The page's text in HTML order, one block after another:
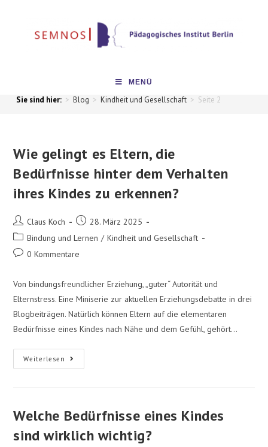
MENÜ
> Blog > Kindheit und Gesellschaft > Seite 2
Wie gelingt es Eltern, die
Bedürfnisse hinter dem Verhalten
ihres Kindes zu erkennen?
Claus Koch
28. März 2025
Bindung und Lernen / Kindheit und Gesellschaft
0 Kommentare
Von bindungsfreundlicher Erziehung, „guter“ Autorität und
Elternstress. Eine Miniserie zur aktuellen Erziehungsdebatte in drei
Blogbeiträgen. Natürlich können Eltern auf die elementaren
Bedürfnisse eines Kindes nach Nähe und dem Gefühl, gehört…
Weiterlesen
Welche Bedürfnisse eines Kindes
sind wirklich wichtig?